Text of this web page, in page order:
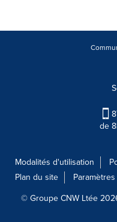
de
Modalités d'utilisation
Plan du site
© Groupe CNW Ltée